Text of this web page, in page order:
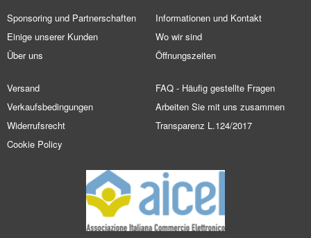
Sponsoring und Partnerschaften
Einige unserer Kunden
Über uns
Informationen und Kontakt
Wo wir sind
Öffnungszeiten
Versand
Verkaufsbedingungen
Widerrufsrecht
Cookie Policy
FAQ - Häufig gestellte Fragen
Arbeiten Sie mit uns zusammen
Transparenz L.124/2017